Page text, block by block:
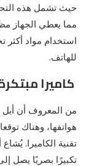
حيث تشمل هذه
مما يعطي الجهاز
استخدام مواد أكثر
للهاتف.
كاميرا
من المعروف أن أبل
تقنية الكاميرا.
تكبيرًا بصريًا يصل إلى 5 أو 6